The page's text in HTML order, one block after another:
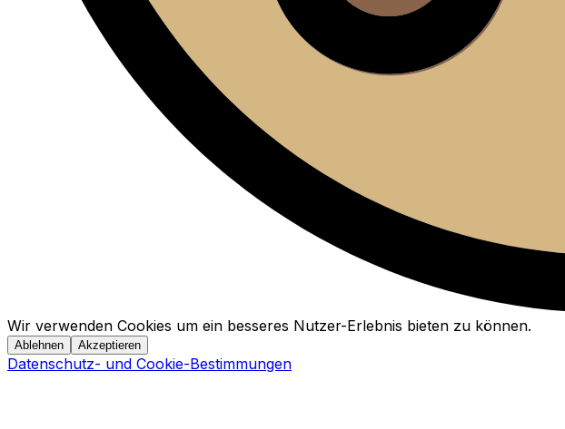
Wir verwenden Cookies um ein besseres Nutzer-Erlebnis bieten zu können.
Ablehnen Akzeptieren
Datenschutz- und Cookie-Bestimmungen